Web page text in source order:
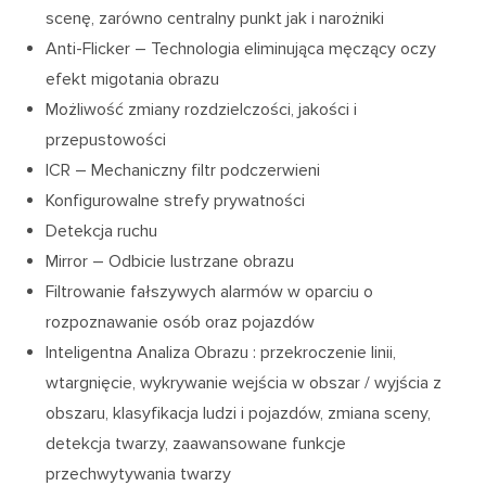
scenę, zarówno centralny punkt jak i narożniki
Anti-Flicker – Technologia eliminująca męczący oczy
efekt migotania obrazu
Możliwość zmiany rozdzielczości, jakości i
przepustowości
ICR – Mechaniczny filtr podczerwieni
Konfigurowalne strefy prywatności
Detekcja ruchu
Mirror – Odbicie lustrzane obrazu
Filtrowanie fałszywych alarmów w oparciu o
rozpoznawanie osób oraz pojazdów
Inteligentna Analiza Obrazu : przekroczenie linii,
wtargnięcie, wykrywanie wejścia w obszar / wyjścia z
obszaru, klasyfikacja ludzi i pojazdów, zmiana sceny,
detekcja twarzy, zaawansowane funkcje
przechwytywania twarzy